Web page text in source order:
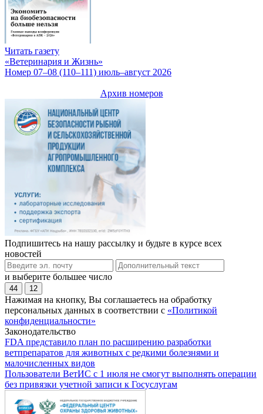
Читать газету
«Ветеринария и Жизнь»
Номер 07–08 (110–111) июль–август 2026
Архив номеров
Подпишитесь на нашу рассылку и будьте в курсе всех
новостей
и выберите большее число
44 12
Нажимая на кнопку, Вы соглашаетесь на обработку
персональных данных в соответствии с «Политикой
конфиденциальности»
Законодательство
FDA представило план по расширению разработки
ветпрепаратов для животных с редкими болезнями и
малочисленных видов
Пользователи ВетИС с 1 июля не смогут выполнять операции
без привязки учетной записи к Госуслугам